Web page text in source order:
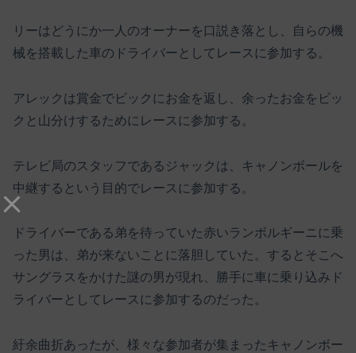
リーはどうにか一人のオーナーを口説き落とし、自らの機
械を搭載した車のドライバーとしてレースに参加する。
アレックは賞金でビックにお金を返し、余ったお金をビッ
クと山分けするためにレースに参加する。
テレビ局のスタッフであるジャックは、キャノンボールを
中継するという目的でレースに参加する。
ドライバーである弟を待っていた赤いランボルギーニに乗
った男は、弟が来ないことに落胆していた。するとそこへ
サングラスをかけた謎の男が現れ、勝手に車に乗り込みド
ライバーとしてレースに参加するのだった。
紆余曲折あったが、様々な参加者が集まったキャノンボー